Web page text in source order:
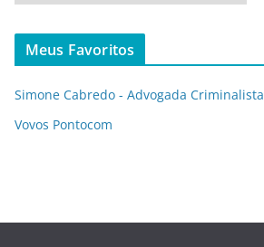
r
q
v
o
Meus Favoritos
Simone Cabredo - Advogada Criminalista
Vovos Pontocom